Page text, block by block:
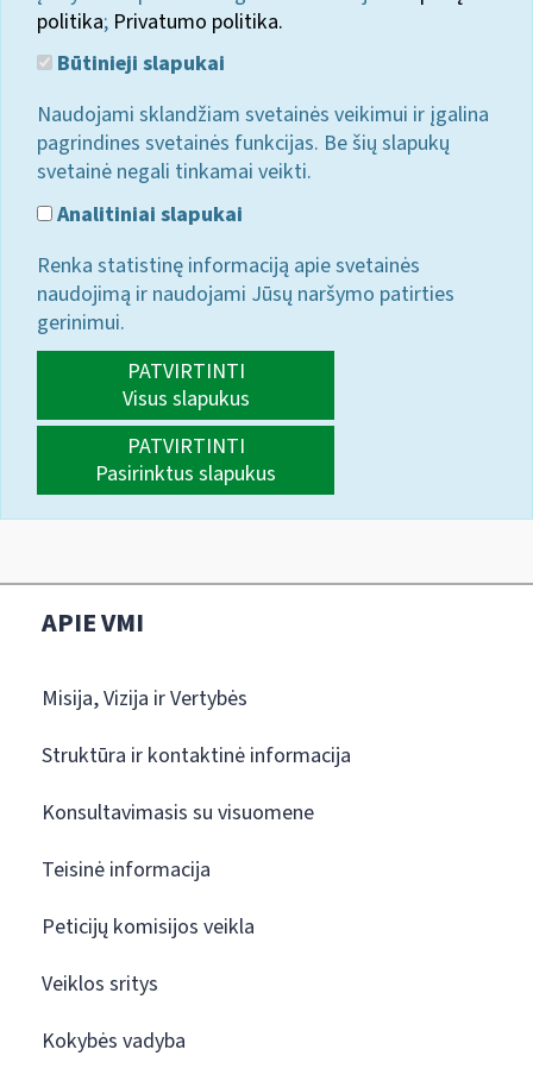
politika; Privatumo politika.
Būtinieji slapukai
Naudojami sklandžiam svetainės veikimui ir įgalina
pagrindines svetainės funkcijas. Be šių slapukų
svetainė negali tinkamai veikti.
Analitiniai slapukai
Renka statistinę informaciją apie svetainės
naudojimą ir naudojami Jūsų naršymo patirties
gerinimui.
PATVIRTINTI
Visus slapukus
PATVIRTINTI
Pasirinktus slapukus
APIE VMI
Misija, Vizija ir Vertybės
Struktūra ir kontaktinė informacija
Konsultavimasis su visuomene
Teisinė informacija
Peticijų komisijos veikla
Veiklos sritys
Kokybės vadyba